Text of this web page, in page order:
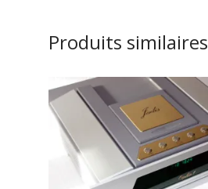
Produits similaires